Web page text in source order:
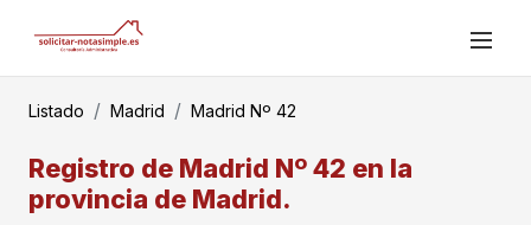
Listado Madrid Madrid Nº 42
Registro de Madrid Nº 42 en la
provincia de Madrid.